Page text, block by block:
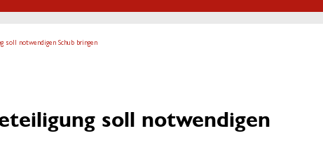
soll notwendigen Schub bringen
soll notwendigen